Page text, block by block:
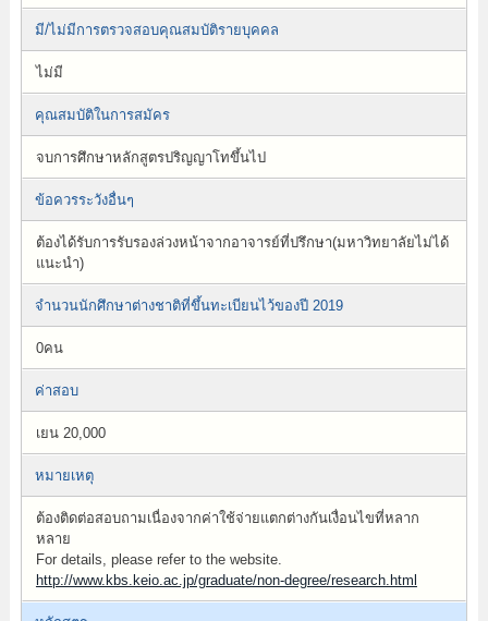
มี/ไม่มีการตรวจสอบคุณสมบัติรายบุคคล
ไม่มี
คุณสมบัติในการสมัคร
จบการศึกษาหลักสูตรปริญญาโทขึ้นไป
ข้อควรระวังอื่นๆ
ต้องได้รับการรับรองล่วงหน้าจากอาจารย์ที่ปรึกษา(มหาวิทยาลัยไม่ได้
แนะนำ)
จำนวนนักศึกษาต่างชาติที่ขึ้นทะเบียนไว้ของปี 2019
0คน
ค่าสอบ
เยน 20,000
หมายเหตุ
ต้องติดต่อสอบถามเนื่องจากค่าใช้จ่ายแตกต่างกันเงื่อนไขที่หลาก
หลาย
For details, please refer to the website.
http://www.kbs.keio.ac.jp/graduate/non-degree/research.html